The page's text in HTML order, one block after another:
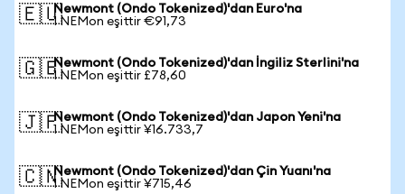
🇪🇺Newmont (Ondo Tokenized)'dan Euro'na
1 NEMon eşittir €91,73
🇬🇧Newmont (Ondo Tokenized)'dan İngiliz Sterlini'na
1 NEMon eşittir £78,60
🇯🇵Newmont (Ondo Tokenized)'dan Japon Yeni'na
1 NEMon eşittir ¥16.733,7
🇨🇳Newmont (Ondo Tokenized)'dan Çin Yuanı'na
1 NEMon eşittir ¥715,46